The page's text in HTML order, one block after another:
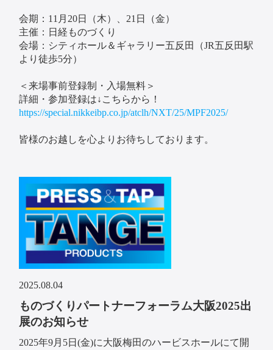
会期：11月20日（木）、21日（金）
主催：日経ものづくり
会場：シティホール＆ギャラリー五反田（JR五反田駅
より徒歩5分）
＜来場事前登録制・入場無料＞
詳細・参加登録は↓こちらから！
https://special.nikkeibp.co.jp/atclh/NXT/25/MPF2025/
皆様のお越しを心よりお待ちしております。
2025.08.04
ものづくりパートナーフォーラム大阪2025出
展のお知らせ
2025年9月5日(金)に大阪梅田のハービスホールにて開